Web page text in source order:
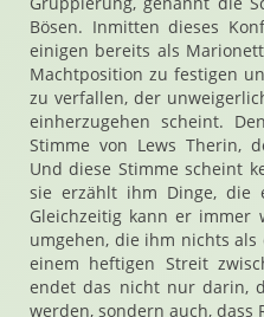
Bösen. Inmitten dieses
einigen bereits als
Machtposition zu festigen
zu verfallen, der
einherzugehen scheint.
Stimme von Lews Therin,
Und diese Stimme scheint
sie erzählt ihm Dinge, die
Gleichzeitig kann er immer
umgehen, die ihm nichts
einem heftigen Streit
endet das nicht nur darin,
werden, sondern auch, dass